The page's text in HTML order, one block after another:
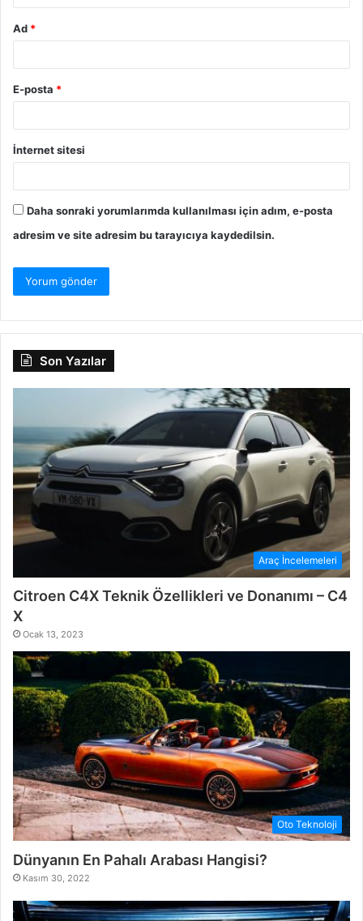
Ad *
E-posta *
İnternet sitesi
Daha sonraki yorumlarımda kullanılması için adım, e-posta
adresim ve site adresim bu tarayıcıya kaydedilsin.
Son Yazılar
Araç İncelemeleri
Citroen C4X Teknik Özellikleri ve Donanımı – C4
X
Ocak 13, 2023
Oto Teknoloji
Dünyanın En Pahalı Arabası Hangisi?
Kasım 30, 2022